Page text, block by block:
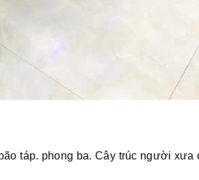
táp. phong ba. Cây trúc người